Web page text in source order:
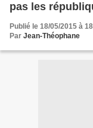
pas les
Publié le 18/05/2015 à
Par Jean-Théophane